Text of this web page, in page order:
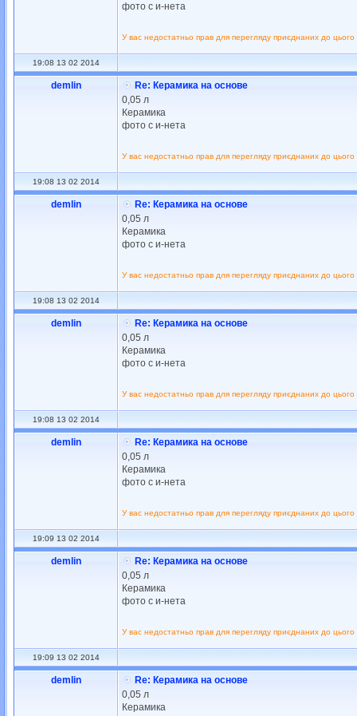
фото с и-нета
У вас недостатньо прав для перегляду приєднаних до цього
19:08 13 02 2014
demlin
Re: Керамика на основе
0,05 л
Керамика
фото с и-нета
У вас недостатньо прав для перегляду приєднаних до цього
19:08 13 02 2014
demlin
Re: Керамика на основе
0,05 л
Керамика
фото с и-нета
У вас недостатньо прав для перегляду приєднаних до цього
19:08 13 02 2014
demlin
Re: Керамика на основе
0,05 л
Керамика
фото с и-нета
У вас недостатньо прав для перегляду приєднаних до цього
19:08 13 02 2014
demlin
Re: Керамика на основе
0,05 л
Керамика
фото с и-нета
У вас недостатньо прав для перегляду приєднаних до цього
19:09 13 02 2014
demlin
Re: Керамика на основе
0,05 л
Керамика
фото с и-нета
У вас недостатньо прав для перегляду приєднаних до цього
19:09 13 02 2014
demlin
Re: Керамика на основе
0,05 л
Керамика